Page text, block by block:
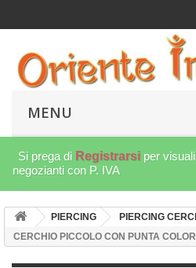
MENU
Si prega di Registrarsi per
negozianti con P. IVA
PIERCING PIERCING
CERCHIO PICCOLO CON PUNTA